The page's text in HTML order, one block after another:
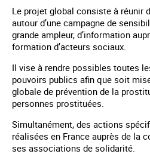
Le projet global consiste à réunir
autour d’une campagne de
grande ampleur, d’information
formation d’acteurs sociaux.
Il vise à rendre possibles toutes
pouvoirs publics afin que soit
globale de prévention de la
personnes prostituées.
Simultanément, des actions
réalisées en France auprès de la
ses associations de solidarité.